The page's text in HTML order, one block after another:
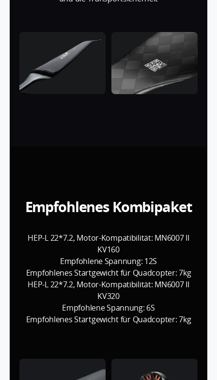
Empfohlenes Kombipaket
HEP-L 22*7.2, Motor-Kompatibilität: MN6007 II
KV160
Empfohlene Spannung: 12S
Empfohlenes Startgewicht für Quadcopter: 7kg
HEP-L 22*7.2, Motor-Kompatibilität: MN6007 II
KV320
Empfohlene Spannung: 6S
Empfohlenes Startgewicht für Quadcopter: 7kg